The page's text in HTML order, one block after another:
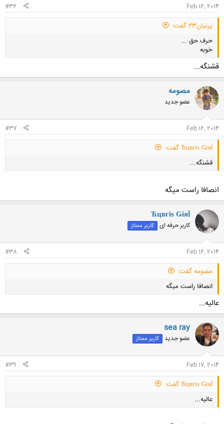
Feb 16, 2014
#36
پرنیان23 گفت:
حرف حق ...
خوبه
قشنگه...
مصومه
عضو جدید
Feb 16, 2014
#37
Ћцвгіѕ Ǥіяl گفت:
قشنگه...
کلیک کنید تا باز شود...
انصافا راست میگه
Ћцвгіѕ Ǥіяl
کاربر حرفه ای کاربر ممتاز
Feb 16, 2014
#38
مصومه گفت:
انصافا راست میگه
عالیه...
sea ray
عضو جدید کاربر ممتاز
Feb 17, 2014
#39
Ћцвгіѕ Ǥіяl گفت:
عالیه...